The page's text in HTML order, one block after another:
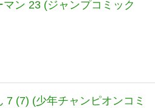
マン 23 (ジャンプコミック
7 (7) (少年チャンピオンコミ